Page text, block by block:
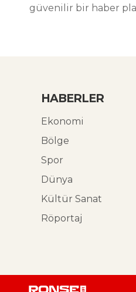
güvenilir bir haber
HABERLER
Ekonomi
Bölge
Spor
Dünya
Kültür Sanat
Röportaj